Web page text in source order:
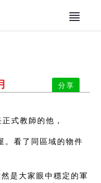
分享
式教師的他，
。看了同區域的物件
是大家眼中穩定的軍